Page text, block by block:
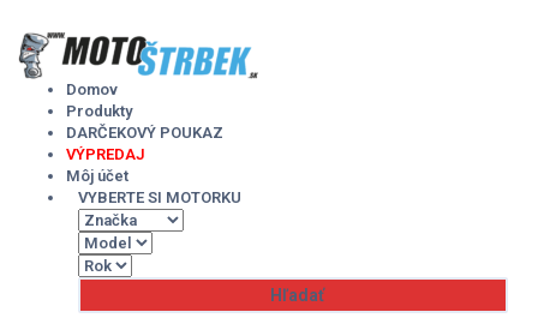
content
Domov
Produkty
DARČEKOVÝ POUKAZ
VÝPREDAJ
Môj účet
VYBERTE SI MOTORKU